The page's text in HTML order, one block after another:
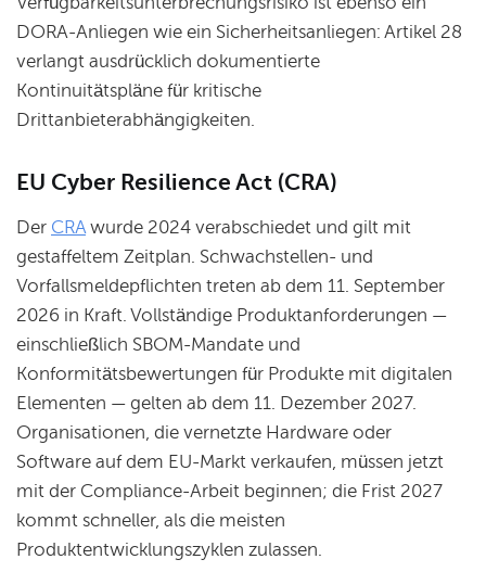
DORA-Anliegen wie ein Sicherheitsanliegen: Artikel 28
verlangt ausdrücklich dokumentierte
Kontinuitätspläne für kritische
Drittanbieterabhängigkeiten.
EU Cyber Resilience Act (CRA)
Der CRAwurde 2024 verabschiedet und gilt mit
gestaffeltem Zeitplan. Schwachstellen- und
Vorfallsmeldepflichten treten ab dem 11. September
2026 in Kraft. Vollständige Produktanforderungen —
einschließlich SBOM-Mandate und
Konformitätsbewertungen für Produkte mit digitalen
Elementen — gelten ab dem 11. Dezember 2027.
Organisationen, die vernetzte Hardware oder
Software auf dem EU-Markt verkaufen, müssen jetzt
mit der Compliance-Arbeit beginnen; die Frist 2027
kommt schneller, als die meisten
Produktentwicklungszyklen zulassen.